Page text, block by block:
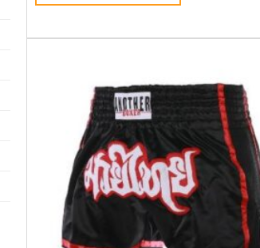
Yêu
thích